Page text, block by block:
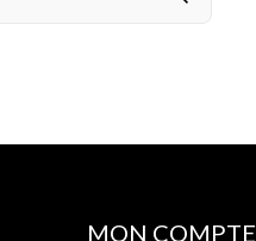
MON COMPTE